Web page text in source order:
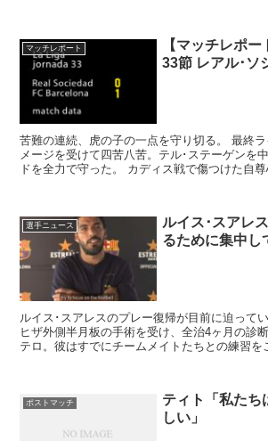
たのは、冬市場での移籍が語られるルーク･デ
チャンピオンズ圏内まで1ポイントへと接近。
マッチレポート
【マッチレポ
33節 レアル･ソ
苦難の連続、虎の子の一点を守り切る。 最終
メージを受けて四苦八苦。テル･ステーゲンを
ドを全力で守った。 カディス戦で傷つけた自
でいくらか回復させた。内容ではラ･レアルが
選手ニュース
ルイス･スアレ
るために集中し
ルイス･スアレスのプレー復帰が目前に迫って
ヒザ外側半月板の手術を受け、全治4ヶ月の診
テロ。彼はすでにチームメイトたちとの練習を
のマジョルカ戦は問題なく起用されるでしょう
ポストマッチ
ティト「私たち
しい」